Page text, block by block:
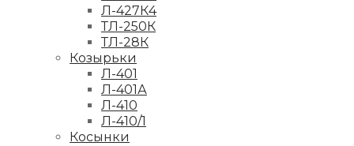
Л-427К4
ТЛ-250К
ТЛ-28К
Козырьки
Л-401
Л-401А
Л-410
Л-410/1
Косынки